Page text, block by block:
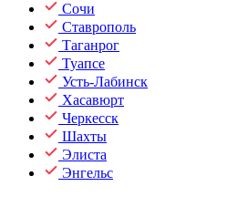
Сочи
Ставрополь
Таганрог
Туапсе
Усть-Лабинск
Хасавюрт
Черкесск
Шахты
Элиста
Энгельс